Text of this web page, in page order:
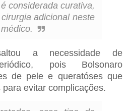
considerada curativa,
adicional neste
a necessidade de
pois Bolsonaro
de pele e queratóses que
evitar complicações.